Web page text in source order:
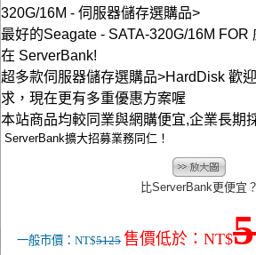
320G/16M - 伺服器儲存選購品>
最好的Seagate - SATA-320G/16M
在 ServerBank!
超多款伺服器儲存選購品>HardDisk 歡
求，現在更有多重優惠方案喔
本站商品均較同業與網購便宜,企業長期
ServerBank擴大招募業務同仁！
比ServerBank更便宜？
一般市價：NT$5125 售價低於：NT$